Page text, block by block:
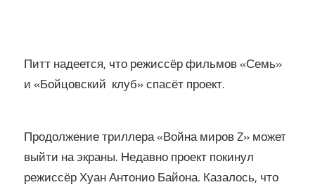
Питт надеется, что режиссёр фильмов «Семь»
и «Бойцовский клуб» спасёт проект.
Продолжение триллера «Война миров Z» может
выйти на экраны. Недавно проект покинул
режиссёр Хуан Антонио Байона. Казалось, что